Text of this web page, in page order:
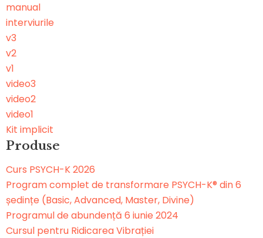
manual
interviurile
v3
v2
v1
video3
video2
video1
Kit implicit
Produse
Curs PSYCH-K 2026
Program complet de transformare PSYCH-K® din 6
ședințe (Basic, Advanced, Master, Divine)
Programul de abundență 6 iunie 2024
Cursul pentru Ridicarea Vibrației